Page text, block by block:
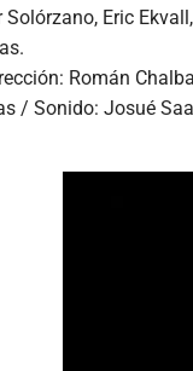
Solórzano, Eric
Román
/ Sonido: Josué